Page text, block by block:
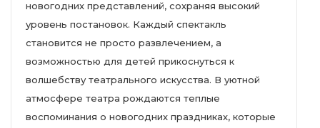
новогодних представлений, сохраняя высокий
уровень постановок. Каждый спектакль
становится не просто развлечением, а
возможностью для детей прикоснуться к
волшебству театрального искусства. В уютной
атмосфере театра рождаются теплые
воспоминания о новогодних праздниках, которые